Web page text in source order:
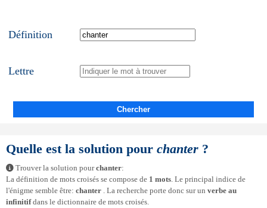
Définition
Lettre
Chercher
Quelle est la solution pour chanter ?
Trouver la solution pourchanter:
La définition de mots croisés se compose de 1 mots. Le principal indice de
l'énigme semble être: chanter . La recherche porte donc sur un verbe au
infinitifdans le dictionnaire de mots croisés.